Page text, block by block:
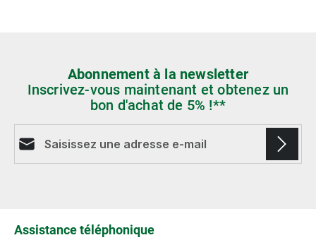
Abonnement à la newsletter
Inscrivez-vous maintenant et obtenez un
bon d'achat de 5% !**
Assistance téléphonique